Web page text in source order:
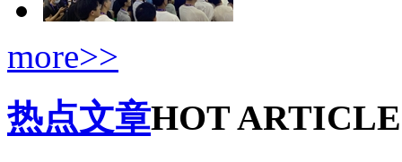
more>>
热点文章HOT ARTICLE